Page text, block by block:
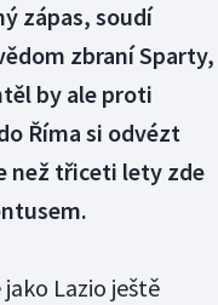
zápas, soudí
zbraní Sparty,
by ale proti
Říma si odvézt
než třiceti lety zde
Lazio ještě